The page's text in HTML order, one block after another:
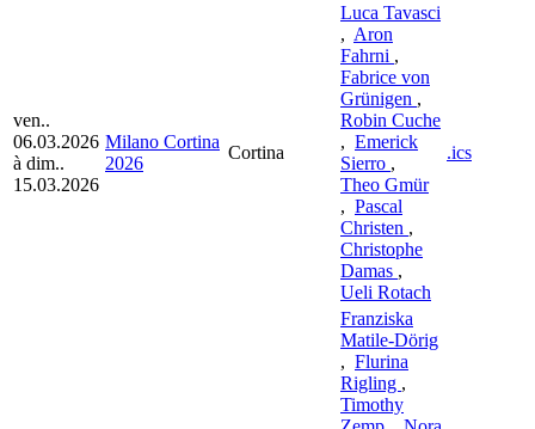
ven..
06.03.2026
à dim..
15.03.2026
Milano Cortina
2026
Cortina
Luca Tavasci
, Aron
Fahrni ,
Fabrice von
Grünigen ,
Robin Cuche
, Emerick
Sierro ,
Theo Gmür
, Pascal
Christen ,
Christophe
Damas ,
Ueli Rotach
.ics
Franziska
Matile-Dörig
, Flurina
Rigling ,
Timothy